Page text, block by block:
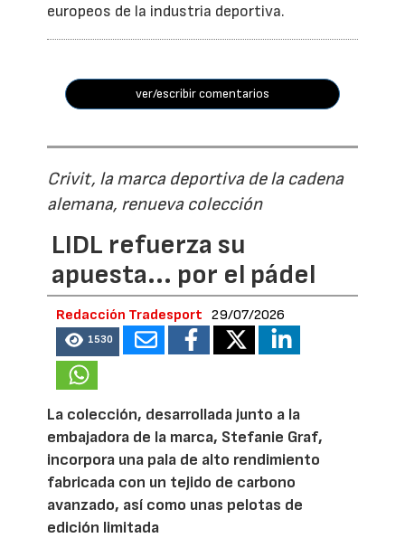
europeos de la industria deportiva.
ver/escribir comentarios
Crivit, la marca deportiva de la cadena
alemana, renueva colección
LIDL refuerza su
apuesta... por el pádel
Redacción Tradesport 29/07/2026
1530
La colección, desarrollada junto a la
embajadora de la marca, Stefanie Graf,
incorpora una pala de alto rendimiento
fabricada con un tejido de carbono
avanzado, así como unas pelotas de
edición limitada